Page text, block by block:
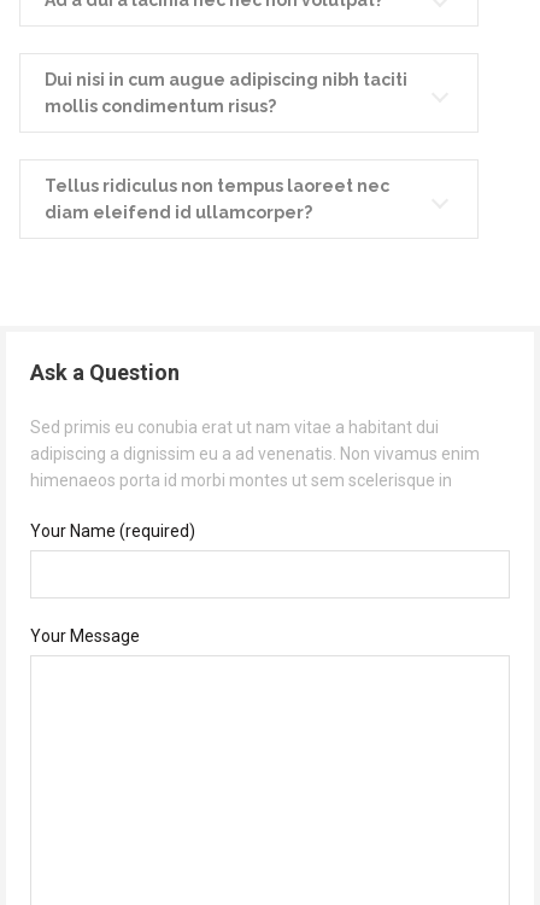
Dui nisi in cum augue adipiscing nibh taciti
mollis condimentum risus?
Tellus ridiculus non tempus laoreet nec
diam eleifend id ullamcorper?
Ask a Question
Sed primis eu conubia erat ut nam vitae a habitant dui
adipiscing a dignissim eu a ad venenatis. Non vivamus enim
himenaeos porta id morbi montes ut sem scelerisque in
Your Name (required)
Your Message